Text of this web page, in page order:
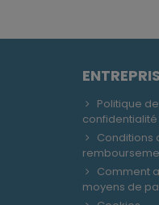
Politique de
confidentialité
Conditions
Comment
moyens de